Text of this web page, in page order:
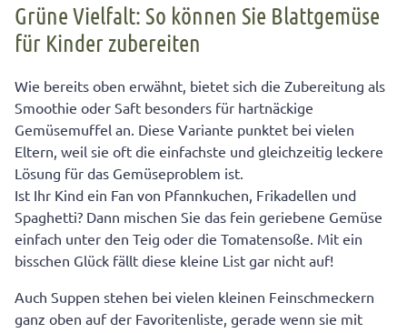
Grüne Vielfalt: So können Sie Blattgemüse
für Kinder zubereiten
Wie bereits oben erwähnt, bietet sich die Zubereitung als
Smoothie oder Saft besonders für hartnäckige
Gemüsemuffel an. Diese Variante punktet bei vielen
Eltern, weil sie oft die einfachste und gleichzeitig leckere
Lösung für das Gemüseproblem ist.
Ist Ihr Kind ein Fan von Pfannkuchen, Frikadellen und
Spaghetti? Dann mischen Sie das fein geriebene Gemüse
einfach unter den Teig oder die Tomatensoße. Mit ein
bisschen Glück fällt diese kleine List gar nicht auf!
Auch Suppen stehen bei vielen kleinen Feinschmeckern
ganz oben auf der Favoritenliste, gerade wenn sie mit